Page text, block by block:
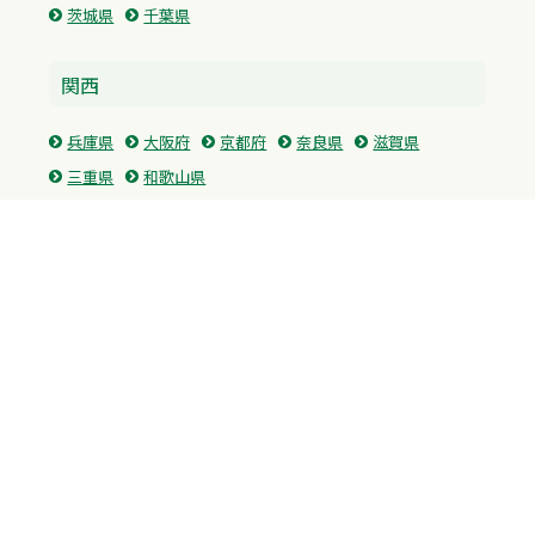
茨城県
千葉県
関西
兵庫県 大阪府 京都府 奈良県
滋賀県
三重県
和歌山県